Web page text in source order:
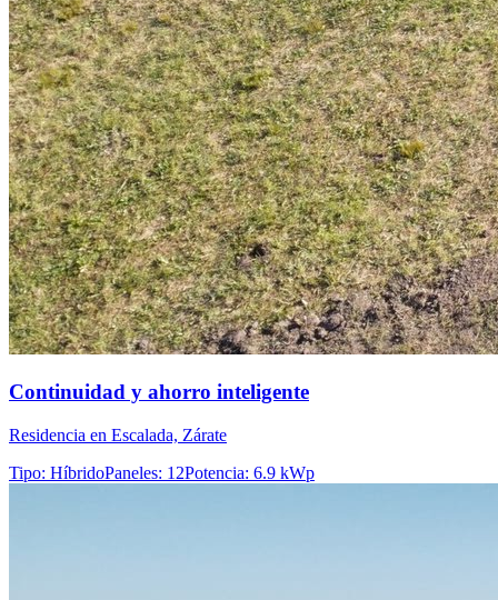
Continuidad y ahorro inteligente
Residencia en Escalada, Zárate
Tipo: HíbridoPaneles: 12Potencia: 6.9 kWp